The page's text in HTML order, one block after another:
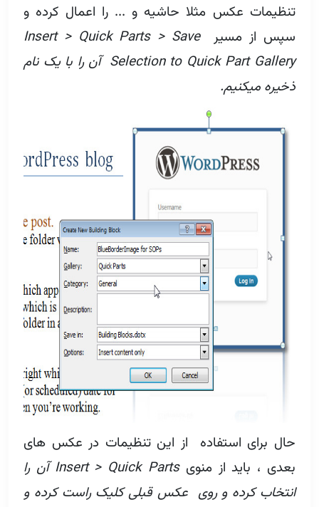
تنظیمات عکس مثلا حاشیه و ... را اعمال کرده و
سپس از مسیرInsert > Quick Parts > Save
Selection to Quick Part Gallery آن را با یک نام
ذخیره میکنیم.
حال برای استفاده از این تنظیمات در عکس های
بعدی ، باید از منوی
Insert > Quick Parts آن را
انتخاب کرده و روی عکس قبلی کلیک راست کرده و